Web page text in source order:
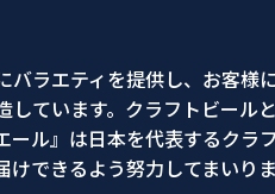
バラエティを提供し、お客様
ています。クラフトビール
ル』は日本を代表するクラ
できるよう努力してまいりま